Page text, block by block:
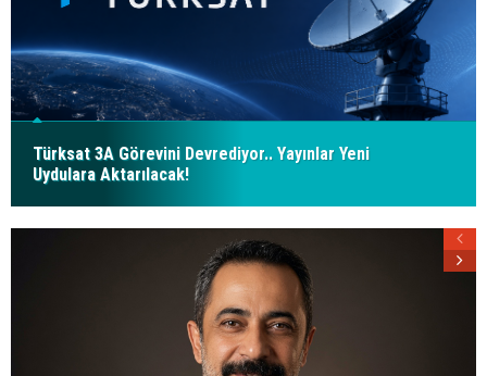
Türksat 3A Görevini Devrediyor.. Yayınlar Yeni
Uydulara Aktarılacak!